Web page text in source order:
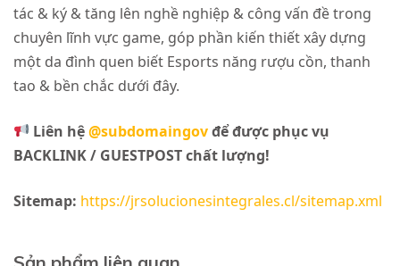
tác & ký & tăng lên nghề nghiệp & công vấn đề trong
chuyên lĩnh vực game, góp phần kiến thiết xây dựng
một da đình quen biết Esports năng rượu cồn, thanh
tao & bền chắc dưới đây.
Liên hệ@subdomaingovđể được phục vụ
BACKLINK / GUESTPOST chất lượng!
Sitemap: https://jrsolucionesintegrales.cl/sitemap.xml